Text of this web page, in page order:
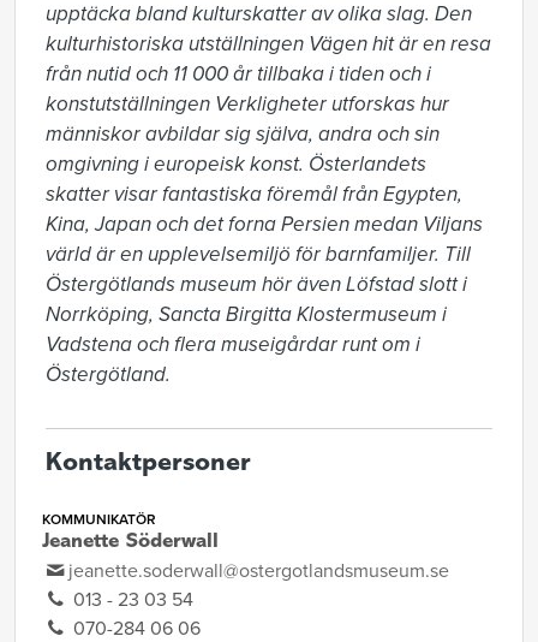
upptäcka bland kulturskatter av olika slag. Den
kulturhistoriska utställningen Vägen hit är en resa
från nutid och 11 000 år tillbaka i tiden och i
konstutställningen Verkligheter utforskas hur
människor avbildar sig själva, andra och sin
omgivning i europeisk konst. Österlandets
skatter visar fantastiska föremål från Egypten,
Kina, Japan och det forna Persien medan Viljans
värld är en upplevelsemiljö för barnfamiljer. Till
Östergötlands museum hör även Löfstad slott i
Norrköping, Sancta Birgitta Klostermuseum i
Vadstena och flera museigårdar runt om i
Östergötland.
Kontaktpersoner
KOMMUNIKATÖR
Jeanette Söderwall
jeanette.soderwall@ostergotlandsmuseum.se
013 - 23 03 54
070-284 06 06